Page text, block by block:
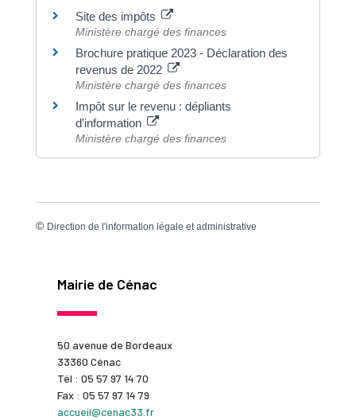
Site des impôts
Ministère chargé des finances
Brochure pratique 2023 - Déclaration des
revenus de 2022
Ministère chargé des finances
Impôt sur le revenu : dépliants
d'information
Ministère chargé des finances
© Direction de l'information légale et administrative
Mairie de Cénac
50 avenue de Bordeaux
33360 Cénac
Tél : 05 57 97 14 70
Fax : 05 57 97 14 79
accueil@cenac33.fr